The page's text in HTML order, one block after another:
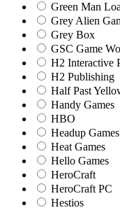
Green Man
Grey Alien
Grey Box
GSC Game
H2 Interactive
H2 Publishing
Half Past
Handy Games
HBO
Headup Games
Heat Games
Hello Games
HeroCraft
HeroCraft PC
Hestios